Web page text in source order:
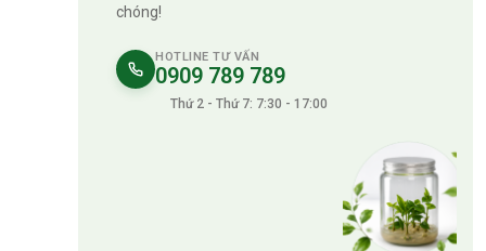
chóng!
HOTLINE TƯ VẤN
0909 789 789
Thứ 2 - Thứ 7: 7:30 - 17:00